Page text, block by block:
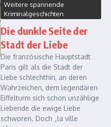
Weitere spannende
Kriminalgeschichten
Die dunkle Seite der
Stadt der Liebe
Die französische Hauptstadt
Paris gilt als die Stadt der
Liebe schlechthin, an deren
Wahrzeichen, dem legendären
Eiffelturm sich schon unzählige
Liebende die ewige Liebe
schworen. Doch „la ville